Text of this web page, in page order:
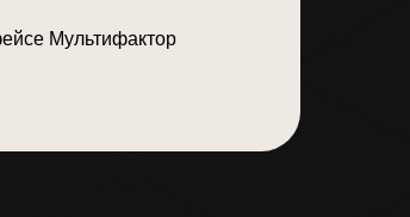
Мультифактор